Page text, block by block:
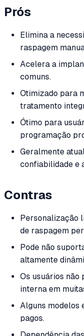
Prós
Elimina a
raspagem
Acelera a
comuns.
Otimizado para
tratamento
Ótimo para
programação
Geralmente
confiabilidade e
Contras
Personalização
de raspagem
Pode não
altamente
Os usuários não
interna em
Alguns modelos
pagos.